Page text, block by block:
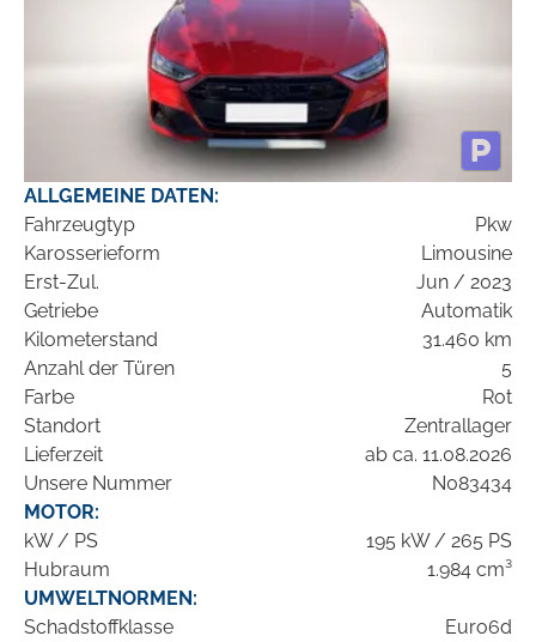
ALLGEMEINE DATEN:
Fahrzeugtyp
Pkw
Karosserieform
Limousine
Erst-Zul.
Jun / 2023
Getriebe
Automatik
Kilometerstand
31.460 km
Anzahl der Türen
5
Farbe
Rot
Standort
Zentrallager
Lieferzeit
ab ca. 11.08.2026
Unsere Nummer
N083434
MOTOR:
kW / PS
195 kW / 265 PS
Hubraum
1.984 cm³
UMWELTNORMEN:
Schadstoffklasse
Euro6d